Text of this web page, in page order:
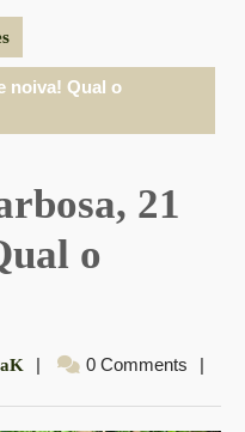
noiva! Qual o
21
o
LauraK
| 0 Comments |